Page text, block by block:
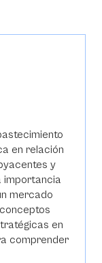
en relación
y
importancia
mercado
en
comprender